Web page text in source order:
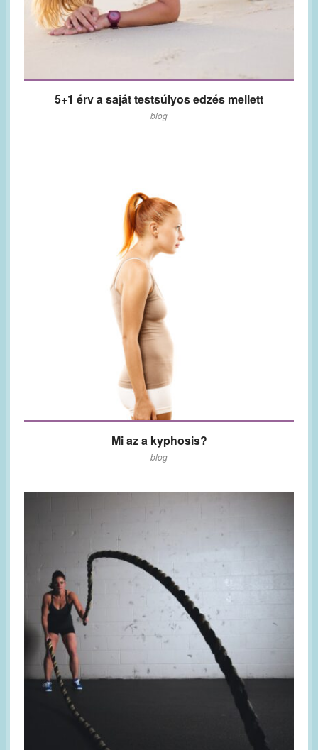
5+1 érv a saját testsúlyos edzés mellett
blog
Mi az a kyphosis?
blog